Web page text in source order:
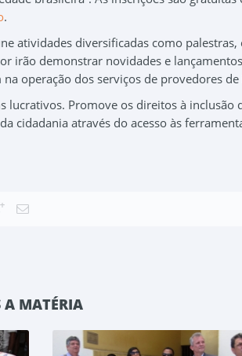
.
atividades diversificadas como
irão demonstrar novidades e
operação dos serviços de provedores
lucrativos. Promove os direitos à inclusão
cidadania através do acesso às
A MATÉRIA